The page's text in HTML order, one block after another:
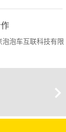
泡泡车互联科技有限